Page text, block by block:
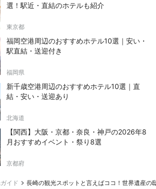
イド 長崎の観光スポットと言えばココ！世界遺産の
選！駅近・直結のホテルも紹介
東京都
福岡空港周辺のおすすめホテル10選｜安い・
駅直結・送迎付き
福岡県
新千歳空港周辺のおすすめホテル10選｜直
結・安い・送迎あり
北海道
【関西】大阪・京都・奈良・神戸の2026年8
月おすすめイベント・祭り8選
京都府